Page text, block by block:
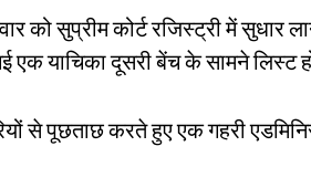
को सुप्रीम कोर्ट रजिस्ट्री में सुधार
एक याचिका दूसरी बेंच के सामने लिस्ट
से पूछताछ करते हुए एक गहरी